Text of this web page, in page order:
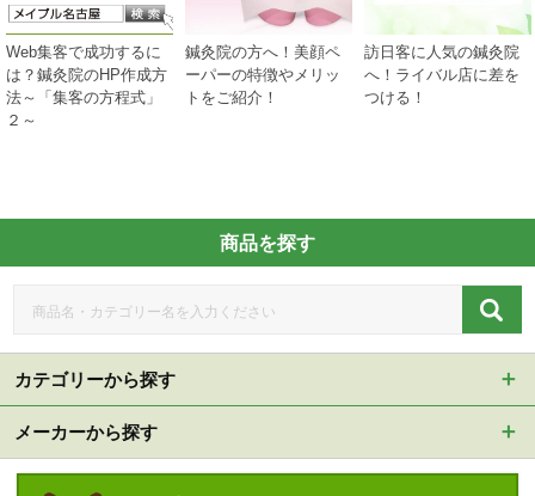
Web集客で成功するに
は？鍼灸院のHP作成方
法～「集客の方程式」
２～
鍼灸院の方へ！美顔ペ
ーパーの特徴やメリッ
トをご紹介！
訪日客に人気の鍼灸院
へ！ライバル店に差を
つける！
商品を探す
カテゴリーから探す
メーカーから探す